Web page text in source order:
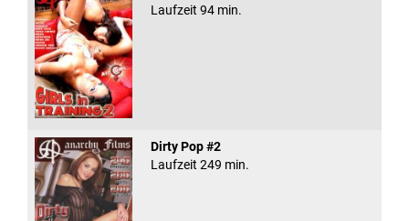
Laufzeit 94 min.
Dirty Pop #2
Laufzeit 249 min.